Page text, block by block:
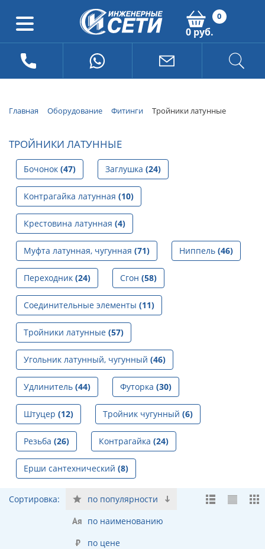
0
0 руб.
Главная Оборудование Фитинги Тройники латунные
ТРОЙНИКИ ЛАТУННЫЕ
Бочонок (47) Заглушка (24)
Контрагайка латунная (10)
Крестовина латунная (4)
Муфта латунная, чугунная (71) Ниппель (46)
Переходник (24) Сгон (58)
Соединительные элементы (11)
Тройники латунные (57)
Угольник латунный, чугунный (46)
Удлинитель (44) Футорка (30)
Штуцер (12) Тройник чугунный (6)
Резьба (26) Контрагайка (24)
Ерши сантехнический (8)
Сортировка:
по популярности
по наименованию
по цене